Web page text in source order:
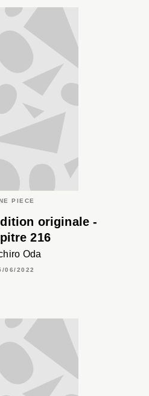
PIECE
originale -
216
Oda
06/2022